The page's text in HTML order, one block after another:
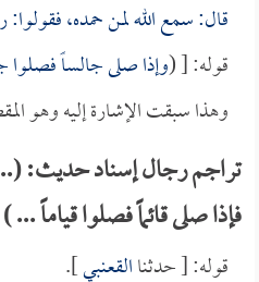
قال: سمع الله لمن حمده، فقولوا:
قوله: [ (وإذا صلى جالساً فصلوا
وهذا سبقت الإشارة إليه وهو
تراجم رجال إسناد حديث: (...
فإذا صلى قائماً فصلوا قياماً ... )
قوله: [ حدثناالقعنبي].